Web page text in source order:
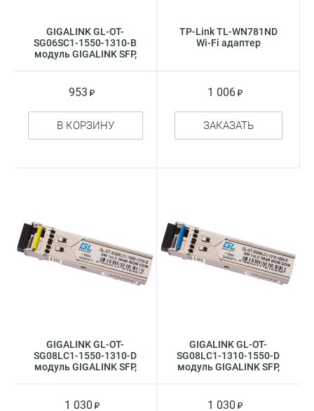
GIGALINK GL-OT-
SG06SC1-1550-1310-B
модуль GIGALINK SFP,
Tx:1550 / Rx:1310 нм
953
В КОРЗИНУ
TP-Link TL-WN781ND
Wi-Fi адаптер
1 006
ЗАКАЗАТЬ
GIGALINK GL-OT-
SG08LC1-1550-1310-D
модуль GIGALINK SFP,
/ Rx:1310 нм
1 030
GIGALINK GL-OT-
SG08LC1-1310-1550-D
модуль GIGALINK SFP,
/ Rx:1550 нм
1 030